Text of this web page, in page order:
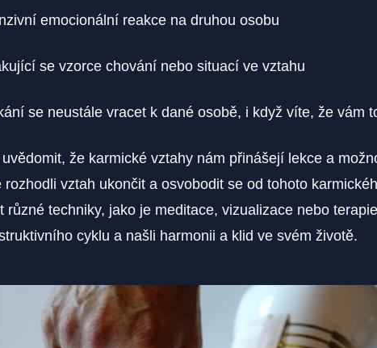
emocionální reakce ⁢na druhou osobu
se vzorce chování nebo situací ‍ve vztahu
se neustále vracet k dané osobě, i když víte, že vám
že karmické vztahy nám přinášejí lekce a
⁢rozhodli vztah ukončit a osvobodit ​se od tohoto
různé techniky, jako je meditace, vizualizace nebo
cyklu a našli ⁢harmonii a‌ klid ve​ svém životě.